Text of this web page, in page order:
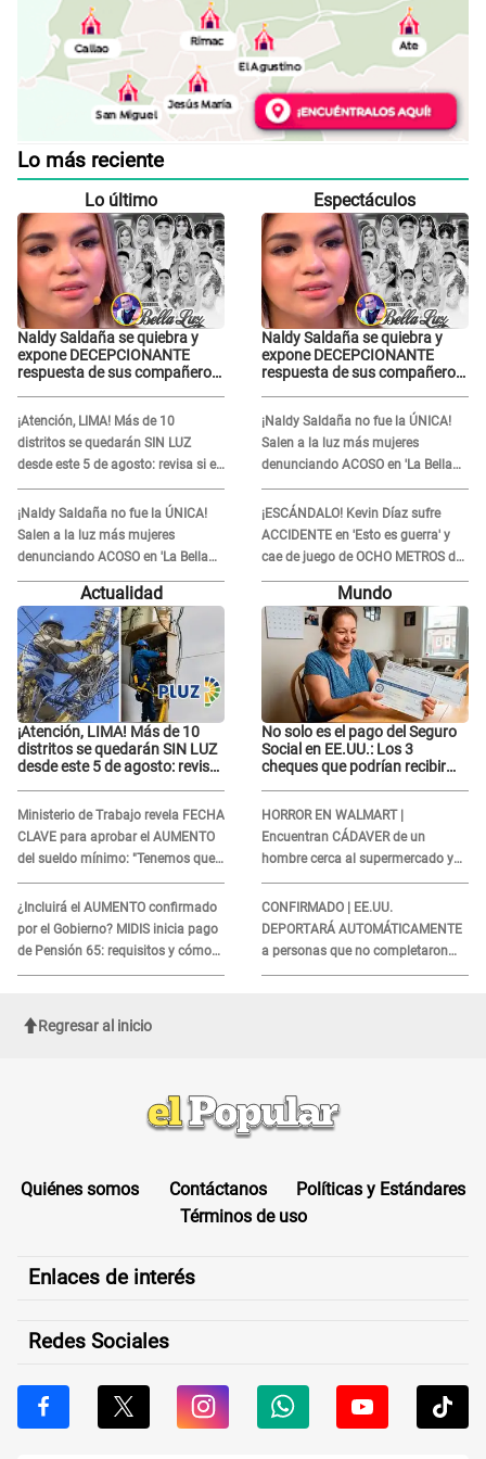
Lo más reciente
Lo último
Naldy Saldaña se quiebra y
expone DECEPCIONANTE
respuesta de sus compañeros
pasaba"
¡Atención, LIMA! Más de 10
distritos se quedarán SIN LUZ
desde este 5 de agosto: revisa si el
tuyo está en la lista
¡Naldy Saldaña no fue la ÚNICA!
Salen a la luz más mujeres
denunciando ACOSO en 'La Bella
Luz' por parte de director
Espectáculos
Naldy Saldaña se quiebra y
expone DECEPCIONANTE
respuesta de sus compañeros
pasaba"
¡Naldy Saldaña no fue la ÚNICA!
Salen a la luz más mujeres
denunciando ACOSO en 'La Bella
Luz' por parte de director
¡ESCÁNDALO! Kevin Díaz sufre
ACCIDENTE en 'Esto es guerra' y
cae de juego de OCHO METROS de
altura: "La colchoneta se rompe..."
Actualidad
¡Atención, LIMA! Más de 10
distritos se quedarán SIN LUZ
desde este 5 de agosto: revisa
Ministerio de Trabajo revela FECHA
CLAVE para aprobar el AUMENTO
del sueldo mínimo: "Tenemos que
activar..."
¿Incluirá el AUMENTO confirmado
por el Gobierno? MIDIS inicia pago
de Pensión 65: requisitos y cómo
obtener el beneficio economico
Mundo
No solo es el pago del Seguro
Social en EE.UU.: Los 3
cheques que podrían recibir
HORROR EN WALMART |
Encuentran CÁDAVER de un
hombre cerca al supermercado y
esto reveló la autopsia que le
realizaron
CONFIRMADO | EE.UU.
DEPORTARÁ AUTOMÁTICAMENTE
a personas que no completaron
este formulario clave
Regresar al inicio
Quiénes somos Contáctanos
Políticas y Estándares
Términos de uso
Enlaces de interés
Redes Sociales